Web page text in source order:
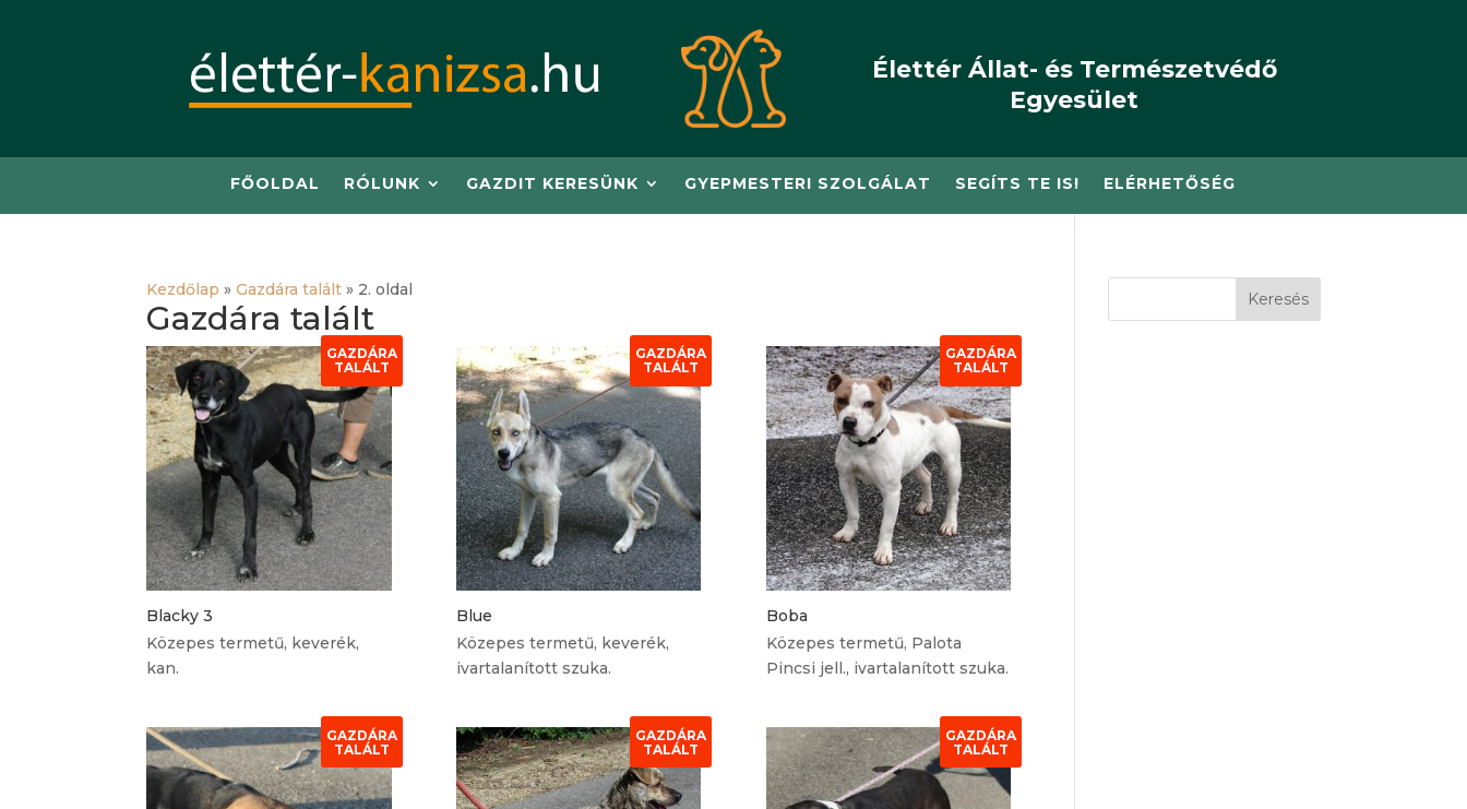
Élettér Állat- és Természetvédő
Egyesület
FŐOLDAL RÓLUNK GAZDIT KERESÜNK GYEPMESTERI SZOLGÁLAT SEGÍTS TE IS! ELÉRHETŐSÉG
Kezdőlap »Gazdára talált » 2. oldal
Gazdára talált
GAZDÁRA
TALÁLT
Blacky 3
Közepes termetű, keverék,
kan.
GAZDÁRA
TALÁLT
Blue
Közepes termetű, keverék,
ivartalanított szuka.
GAZDÁRA
TALÁLT
Boba
Közepes termetű, Palota
Pincsi jell., ivartalanított szuka.
GAZDÁRA
TALÁLT
GAZDÁRA
TALÁLT
GAZDÁRA
TALÁLT
Keresés